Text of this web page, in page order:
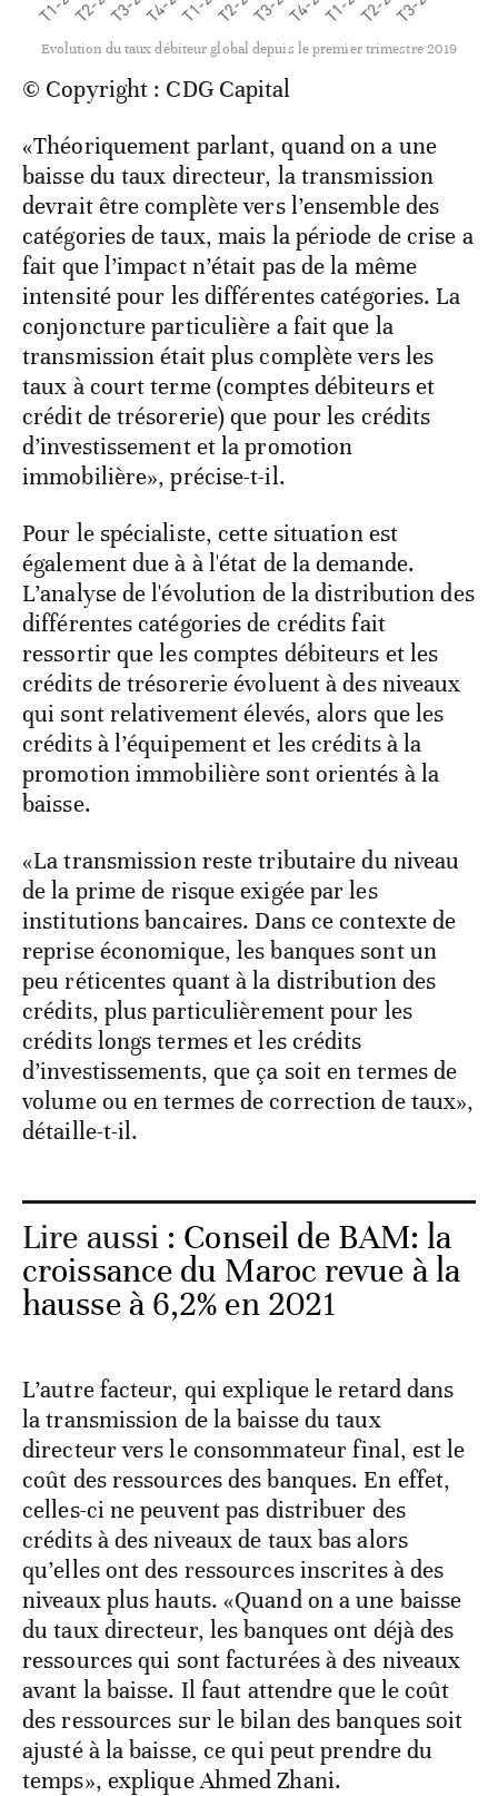
Evolution du taux débiteur global depuis le premier trimestre 2019
© Copyright : CDG Capital
«Théoriquement parlant, quand on a une
baisse du taux directeur, la transmission
devrait être complète vers l’ensemble des
catégories de taux, mais la période de crise a
fait que l’impact n’était pas de la même
intensité pour les différentes catégories. La
conjoncture particulière a fait que la
transmission était plus complète vers les
taux à court terme (comptes débiteurs et
crédit de trésorerie) que pour les crédits
d’investissement et la promotion
immobilière», précise-t-il.
Pour le spécialiste, cette situation est
également due à à l'état de la demande.
L’analyse de l'évolution de la distribution des
différentes catégories de crédits fait
ressortir que les comptes débiteurs et les
crédits de trésorerie évoluent à des niveaux
qui sont relativement élevés, alors que les
crédits à l’équipement et les crédits à la
promotion immobilière sont orientés à la
baisse.
«La transmission reste tributaire du niveau
de la prime de risque exigée par les
institutions bancaires. Dans ce contexte de
reprise économique, les banques sont un
peu réticentes quant à la distribution des
crédits, plus particulièrement pour les
crédits longs termes et les crédits
d’investissements, que ça soit en termes de
volume ou en termes de correction de taux»,
détaille-t-il.
Lire aussi : Conseil de BAM: la
croissance du Maroc revue à la
hausse à 6,2% en 2021
L’autre facteur, qui explique le retard dans
la transmission de la baisse du taux
directeur vers le consommateur final, est le
coût des ressources des banques. En effet,
celles-ci ne peuvent pas distribuer des
crédits à des niveaux de taux bas alors
qu’elles ont des ressources inscrites à des
niveaux plus hauts. «Quand on a une baisse
du taux directeur, les banques ont déjà des
ressources qui sont facturées à des niveaux
avant la baisse. Il faut attendre que le coût
des ressources sur le bilan des banques soit
ajusté à la baisse, ce qui peut prendre du
temps», explique Ahmed Zhani.